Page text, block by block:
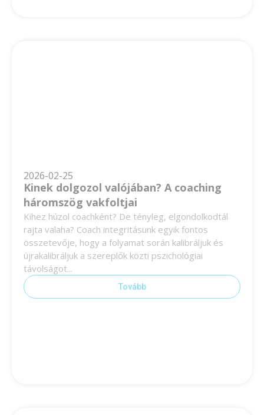
2026-02-25
Kinek dolgozol valójában? A coaching
háromszög vakfoltjai
Kihez húzol coachként? De tényleg, elgondolkodtál
rajta valaha? Coach integritásunk egyik fontos
összetevője, hogy a folyamat során kalibráljuk és
újrakalibráljuk a szereplők közti pszichológiai
távolságot...
Tovább